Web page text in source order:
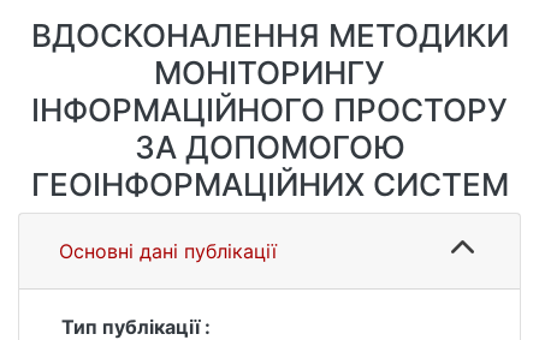
ВДОСКОНАЛЕННЯ МЕТОДИКИ
МОНІТОРИНГУ
ІНФОРМАЦІЙНОГО ПРОСТОРУ
ЗА ДОПОМОГОЮ
ГЕОІНФОРМАЦІЙНИХ СИСТЕМ
Основні дані публікації
Тип публікації :